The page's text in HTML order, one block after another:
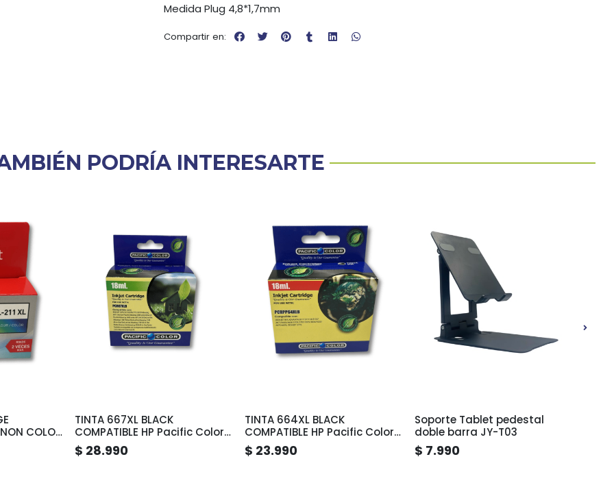
Medida Plug 4,8*1,7mm
Compartir en:
PODRÍA INTERESARTE
COLOR
TINTA 667XL BLACK
COMPATIBLE HP Pacific Color
PCRPP67XLB
$ 28.990
TINTA 664XL BLACK
COMPATIBLE HP Pacific Color
PCR64XLB
$ 23.990
Soporte Tablet pedestal
doble barra JY-T03
$ 7.990